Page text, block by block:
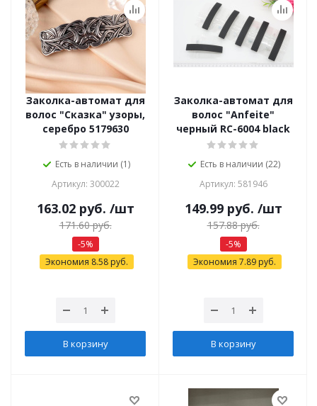
Заколка-автомат для
волос "Сказка" узоры,
серебро 5179630
Есть в наличии (1)
Артикул: 300022
163.02руб. /шт
171.60руб.
-5%
Экономия 8.58руб.
В корзину
Заколка-автомат для
волос "Anfeite"
черный RC-6004 black
Есть в наличии (22)
Артикул: 581946
149.99руб. /шт
157.88руб.
-5%
Экономия 7.89руб.
В корзину